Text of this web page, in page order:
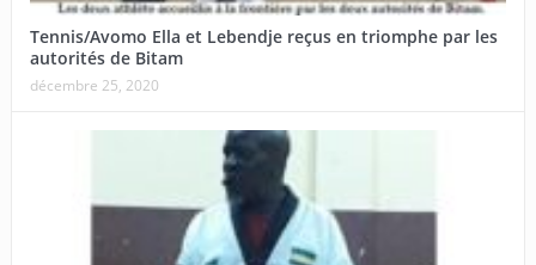
Tennis/Avomo Ella et Lebendje reçus en triomphe par les
autorités de Bitam
décembre 25, 2020